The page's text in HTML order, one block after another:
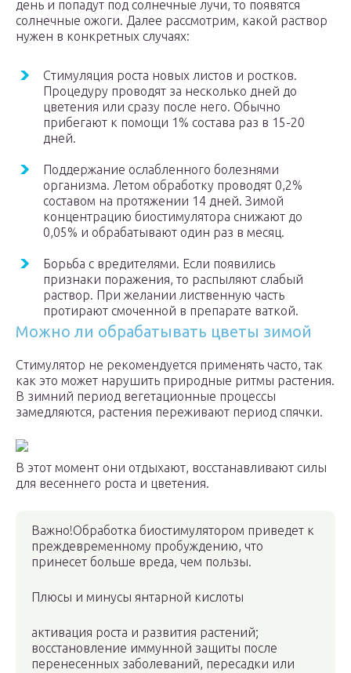
день и попадут под солнечные лучи, то появятся
солнечные ожоги. Далее рассмотрим, какой раствор
нужен в конкретных случаях:
Стимуляция роста новых листов и ростков.
Процедуру проводят за несколько дней до
цветения или сразу после него. Обычно
прибегают к помощи 1% состава раз в 15-20
дней.
Поддержание ослабленного болезнями
организма. Летом обработку проводят 0,2%
составом на протяжении 14 дней. Зимой
концентрацию биостимулятора снижают до
0,05% и обрабатывают один раз в месяц.
Борьба с вредителями. Если появились
признаки поражения, то распыляют слабый
раствор. При желании лиственную часть
протирают смоченной в препарате ваткой.
Можно ли обрабатывать цветы зимой
Стимулятор не рекомендуется применять часто, так
как это может нарушить природные ритмы растения.
В зимний период вегетационные процессы
замедляются, растения переживают период спячки.
В этот момент они отдыхают, восстанавливают силы
для весеннего роста и цветения.
Важно!Обработка биостимулятором приведет к
преждевременному пробуждению, что
принесет больше вреда, чем пользы.
Плюсы и минусы янтарной кислоты
активация роста и развития растений;
восстановление иммунной защиты после
перенесенных заболеваний, пересадки или